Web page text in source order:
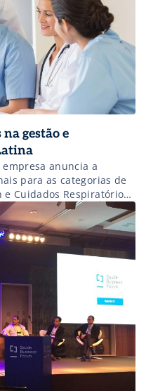
gestão e
anuncia a
para as categorias de
e Cuidados Respiratórios
que levarão adiante a
pessoas por meio da